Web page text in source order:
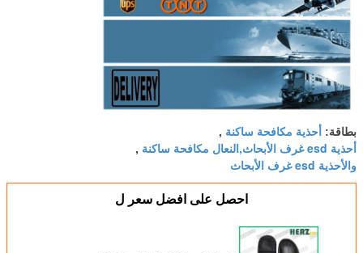
بطاقة: أحذية مكافحة ساكنة ,
أحذية esd غرف الأبحاث,النعال مكافحة ساكنة ,
والأحذية esd غرف الأبحاث
احصل على افضل سعر ل